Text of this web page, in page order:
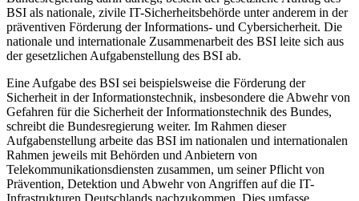
BSI als nationale, zivile IT-Sicherheitsbehörde unter anderem in der
präventiven Förderung der Informations- und Cybersicherheit. Die
nationale und internationale Zusammenarbeit des BSI leite sich aus
der gesetzlichen Aufgabenstellung des BSI ab.
Eine Aufgabe des BSI sei beispielsweise die Förderung der
Sicherheit in der Informationstechnik, insbesondere die Abwehr von
Gefahren für die Sicherheit der Informationstechnik des Bundes,
schreibt die Bundesregierung weiter. Im Rahmen dieser
Aufgabenstellung arbeite das BSI im nationalen und internationalen
Rahmen jeweils mit Behörden und Anbietern von
Telekommunikationsdiensten zusammen, um seiner Pflicht von
Prävention, Detektion und Abwehr von Angriffen auf die IT-
Infrastrukturen Deutschlands nachzukommen. Dies umfasse